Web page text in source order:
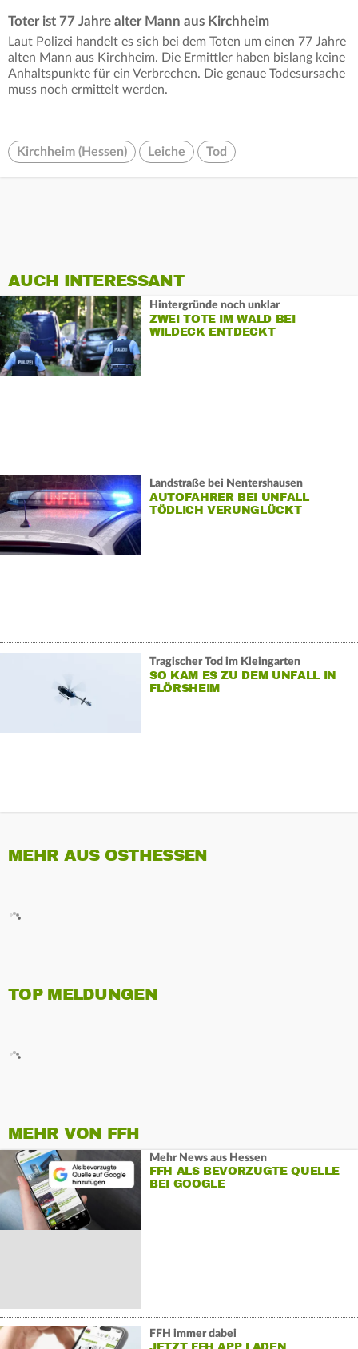
Toter ist 77 Jahre alter Mann aus Kirchheim
Laut Polizei handelt es sich bei dem Toten um einen 77 Jahre
alten Mann aus Kirchheim. Die Ermittler haben bislang keine
Anhaltspunkte für ein Verbrechen. Die genaue Todesursache
muss noch ermittelt werden.
Kirchheim (Hessen) Leiche Tod
AUCH INTERESSANT
Hintergründe noch unklar
ZWEI TOTE IM WALD BEI
WILDECK ENTDECKT
Landstraße bei Nentershausen
AUTOFAHRER BEI UNFALL
TÖDLICH VERUNGLÜCKT
Tragischer Tod im Kleingarten
SO KAM ES ZU DEM UNFALL IN
FLÖRSHEIM
MEHR AUS OSTHESSEN
TOP MELDUNGEN
MEHR VON FFH
Mehr News aus Hessen
FFH ALS BEVORZUGTE QUELLE
BEI GOOGLE
FFH immer dabei